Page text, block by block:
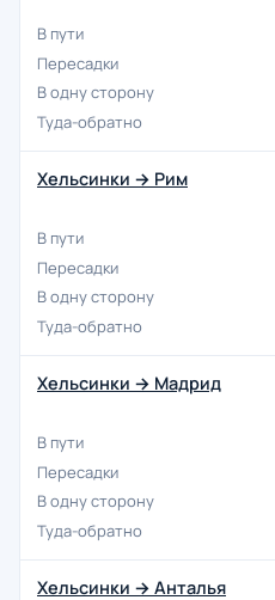
Хельсинки → Рим
Хельсинки → Мадрид
Хельсинки → Анталья